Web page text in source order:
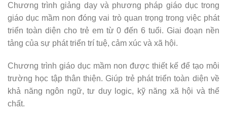
Chương trình giảng dạy và phương pháp giáo dục trong
giáo dục mầm non đóng vai trò quan trọng trong việc phát
triển toàn diện cho trẻ em từ 0 đến 6 tuổi. Giai đoạn nền
tảng của sự phát triển trí tuệ, cảm xúc và xã hội.
Chương trình giáo dục mầm non được thiết kế để tạo môi
trường học tập thân thiện. Giúp trẻ phát triển toàn diện về
khả năng ngôn ngữ, tư duy logic, kỹ năng xã hội và thể
chất.